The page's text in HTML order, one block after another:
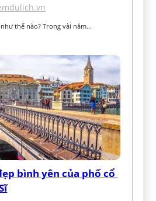
thế nào? Trong vài năm…
bình yên của phố cổ